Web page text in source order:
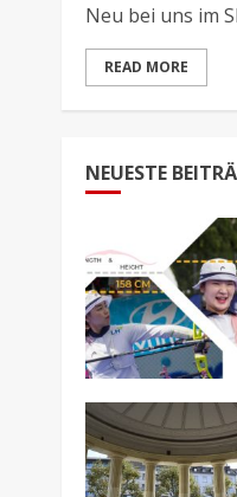
Neu bei uns im
READ MORE
NEUESTE